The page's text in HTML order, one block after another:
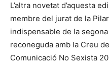
L’altra novetat d’aquesta
membre del jurat de la
indispensable de la
reconeguda amb la Creu
Comunicació No Sexista